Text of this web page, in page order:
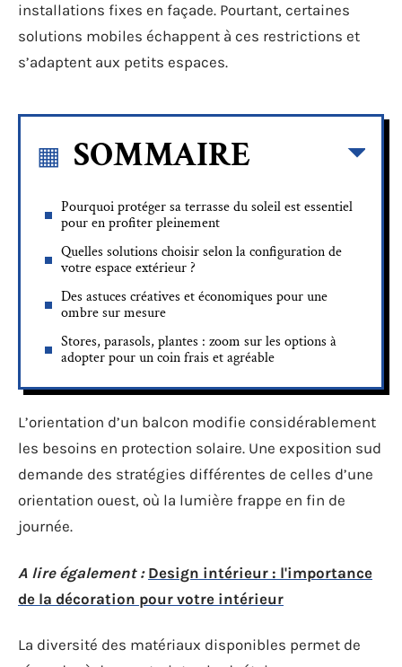
installations fixes en façade. Pourtant, certaines
solutions mobiles échappent à ces restrictions et
s’adaptent aux petits espaces.
SOMMAIRE
Pourquoi protéger sa terrasse du soleil est essentiel
pour en profiter pleinement
Quelles solutions choisir selon la configuration de
votre espace extérieur ?
Des astuces créatives et économiques pour une
ombre sur mesure
Stores, parasols, plantes : zoom sur les options à
adopter pour un coin frais et agréable
L’orientation d’un balcon modifie considérablement
les besoins en protection solaire. Une exposition sud
demande des stratégies différentes de celles d’une
orientation ouest, où la lumière frappe en fin de
journée.
A lire également : Design intérieur : l'importance
de la décoration pour votre intérieur
La diversité des matériaux disponibles permet de